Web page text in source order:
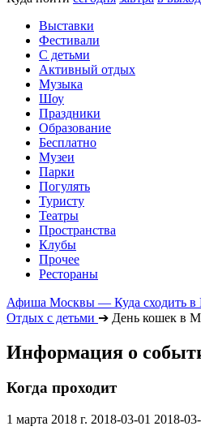
Выставки
Фестивали
С детьми
Активный отдых
Музыка
Шоу
Праздники
Образование
Бесплатно
Музеи
Парки
Погулять
Туристу
Театры
Пространства
Клубы
Прочее
Рестораны
Афиша Москвы — Куда сходить в
Отдых с детьми ➔ День кошек в
Информация о
Когда проходит
1 марта 2018 г. 2018-03-01 2018-